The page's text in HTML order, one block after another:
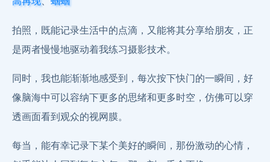
拍照，既能记录生活中的点滴，又能将其分享给朋友，正
是两者慢慢地驱动着我练习摄影技术。
同时，我也能渐渐地感受到，每次按下快门的一瞬间，好
像脑海中可以容纳下更多的思绪和更多时空，仿佛可以穿
透画面看到观众的视网膜。
每当，能有幸记录下某个美好的瞬间，那份激动的心情，